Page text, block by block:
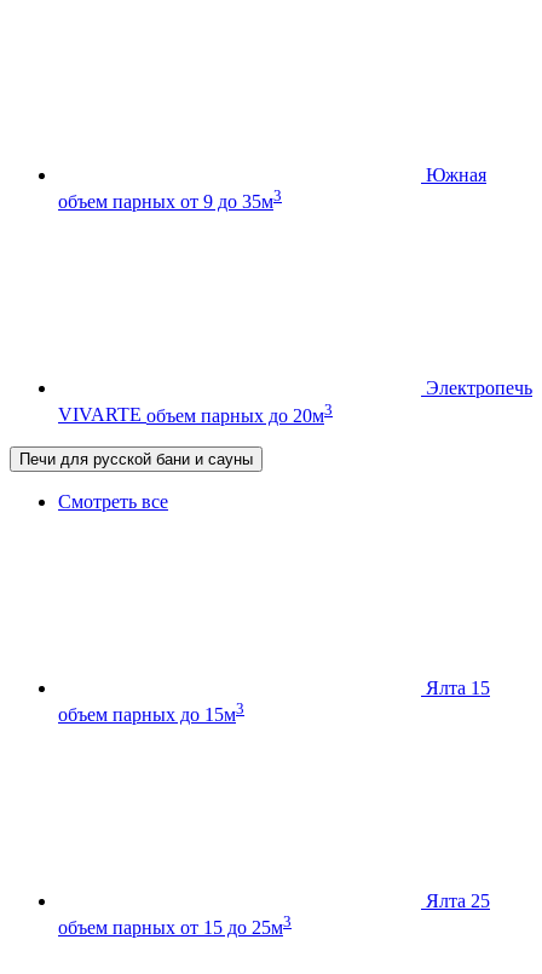
Южная
объем парных от 9 до 35м3
Электропечь
VIVARTE объем парных до 20м3
Печи для русской бани и сауны
Смотреть все
Ялта 15
объем парных до 15м3
Ялта 25
объем парных от 15 до 25м3